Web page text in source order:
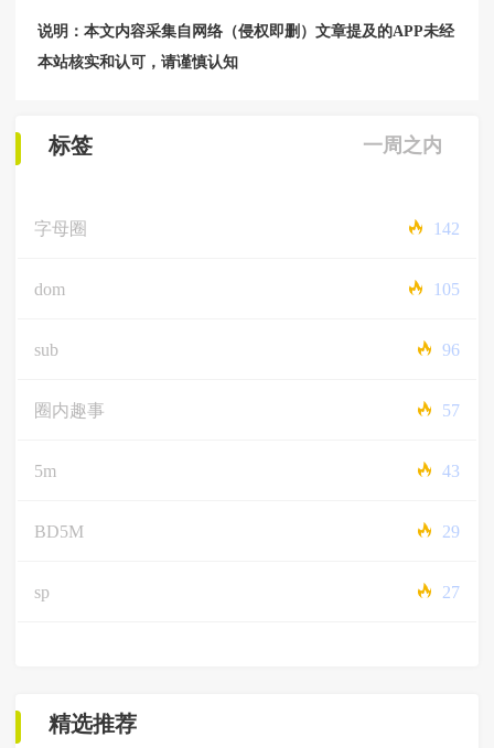
说明：本文内容采集自网络（侵权即删）文章提及的APP未经
本站核实和认可，请谨慎认知
标签 一周之内
字母圈 142
dom 105
sub 96
圈内趣事 57
5m 43
BD5M 29
sp 27
精选推荐